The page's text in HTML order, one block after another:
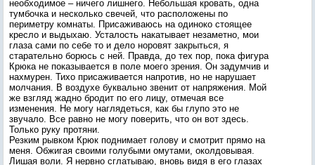
необходимое – ничего лишнего. Небольшая кровать, одна
тумбочка и несколько свечей, что расположены по
периметру комнаты. Присаживаюсь на одиноко стоящее
кресло и выдыхаю. Усталость накатывает незаметно, мои
глаза сами по себе то и дело норовят закрыться, я
старательно борюсь с ней. Правда, до тех пор, пока фигура
Крюка не показывается в поле моего зрения. Он задумчив и
нахмурен. Тихо присаживается напротив, но не нарушает
молчания. В воздухе буквально звенит от напряжения. Мой
же взгляд жадно бродит по его лицу, отмечая все
изменения. Не могу наглядеться, как бы глупо это не
звучало. Все равно не могу поверить, что он вот здесь.
Только руку протяни.
Резким рывком Крюк поднимает голову и смотрит прямо на
меня. Обжигая своими голубыми омутами, околдовывая.
Лишая воли. Я нервно сглатываю, вновь видя в его глазах